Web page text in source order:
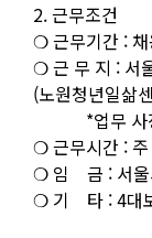
2. 근무조건
❍ 근무기간 :
❍ 근 무 지 : 서
(노원청년일삶
*업무 사정
❍ 근무시간 :
❍ 임 금 : 서울
❍ 기 타 : 4대